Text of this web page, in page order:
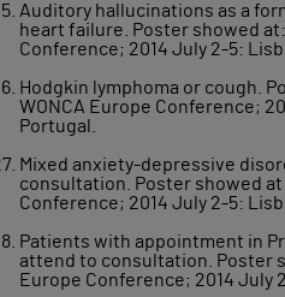
Auditory hallucinations as a
heart failure. Poster showed at:
Conference; 2014 July 2-5:
Hodgkin lymphoma or cough.
WONCA Europe Conference;
Portugal.
Mixed anxiety-depressive
consultation. Poster showed
Conference; 2014 July 2-5:
Patients with appointment in
attend to consultation. Poster
Europe Conference; 2014 July